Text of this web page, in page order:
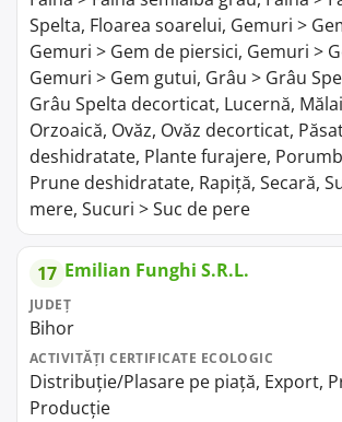
Spelta, Floarea soarelui, Gemuri >
Gemuri > Gem de piersici, Gemuri >
Gemuri > Gem gutui, Grâu > Grâu
Grâu Spelta decorticat, Lucernă,
Orzoaică, Ovăz, Ovăz decorticat,
deshidratate, Plante furajere,
Prune deshidratate, Rapiță, Secară,
mere, Sucuri > Suc de pere
17 Emilian Funghi S.R.L.
JUDEȚ
Bihor
ACTIVITĂȚI CERTIFICATE ECOLOGIC
Distribuție/Plasare pe piață, Export,
Producție